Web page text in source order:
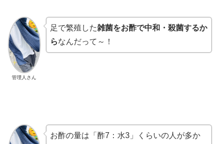
管理人さん
足で繁殖した雑菌をお酢で中和・殺菌するか
らなんだって～！
お酢の量は「酢7：水3」くらいの人が多か